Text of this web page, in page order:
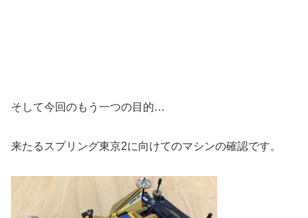
そして今回のもう一つの目的…
来たるスプリング東京2に向けてのマシンの確認です。